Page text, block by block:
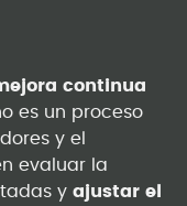
continua
es un proceso
y el
evaluar la
yajustar el